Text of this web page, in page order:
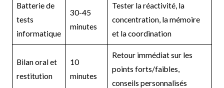
Batterie de
tests
informatique
30-45
minutes
Tester la réactivité, la
concentration, la mémoire
et la coordination
Bilan oral et
restitution
10
minutes
Retour immédiat sur les
points forts/faibles,
conseils personnalisés